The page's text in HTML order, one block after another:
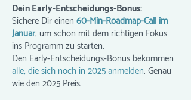
Dein Early-Entscheidungs-Bonus:
Sichere Dir einen 60-Min-Roadmap-Call im
Januar, um schon mit dem richtigen Fokus
ins Programm zu starten.
Den Early-Entscheidungs-Bonus bekommen
alle, die sich noch in 2025 anmelden. Genau
wie den 2025 Preis.